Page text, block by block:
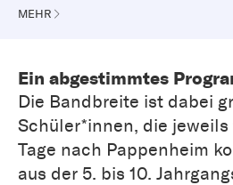
in und von kirchlichen
werden.
MEHR
Ein abgestimmtes
Die Bandbreite ist dabei
Schüler*innen, die
Tage nach Pappenheim
aus der 5. bis 10.